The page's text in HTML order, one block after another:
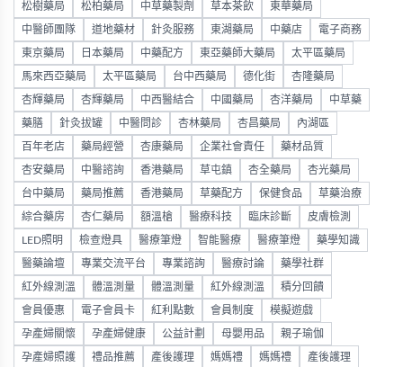
松樹藥局 松柏藥局 中草藥製劑 草本茶飲 東華藥局
中醫師團隊 道地藥材 針灸服務 東湖藥局 中藥店 電子商務
東京藥局 日本藥局 中藥配方 東亞藥師大藥局 太平區藥局
馬來西亞藥局 太平區藥局 台中西藥局 德化街 杏隆藥局
杏輝藥局 杏輝藥局 中西醫結合 中國藥局 杏洋藥局 中草藥
藥膳 針灸拔罐 中醫問診 杏林藥局 杏昌藥局 內湖區
百年老店 藥局經營 杏康藥局 企業社會責任 藥材品質
杏安藥局 中醫諮詢 香港藥局 草屯鎮 杏全藥局 杏光藥局
台中藥局 藥局推薦 香港藥局 草藥配方 保健食品 草藥治療
綜合藥房 杏仁藥局 額溫槍 醫療科技 臨床診斷 皮膚檢測
LED照明 檢查燈具 醫療筆燈 智能醫療 醫療筆燈 藥學知識
醫藥論壇 專業交流平台 專業諮詢 醫療討論 藥學社群
紅外線測溫 體溫測量 體溫測量 紅外線測溫 積分回饋
會員優惠 電子會員卡 紅利點數 會員制度 模擬遊戲
孕產婦關懷 孕產婦健康 公益計劃 母嬰用品 親子瑜伽
孕產婦照護 禮品推薦 產後護理 媽媽禮 媽媽禮 產後護理